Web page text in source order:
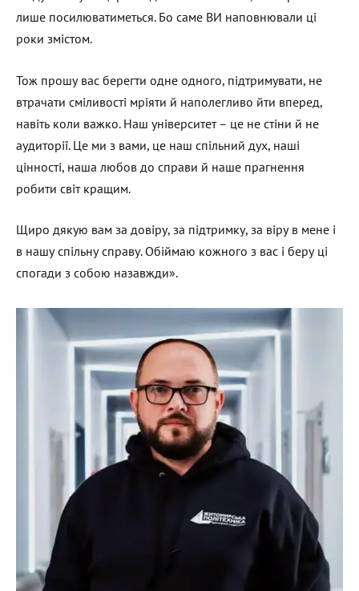
лише посилюватиметься. Бо саме ВИ наповнювали ці
роки змістом.
Тож прошу вас берегти одне одного, підтримувати, не
втрачати сміливості мріяти й наполегливо йти вперед,
навіть коли важко. Наш університет – це не стіни й не
аудиторії. Це ми з вами, це наш спільний дух, наші
цінності, наша любов до справи й наше прагнення
робити світ кращим.
Щиро дякую вам за довіру, за підтримку, за віру в мене і
в нашу спільну справу. Обіймаю кожного з вас і беру ці
спогади з собою назавжди».